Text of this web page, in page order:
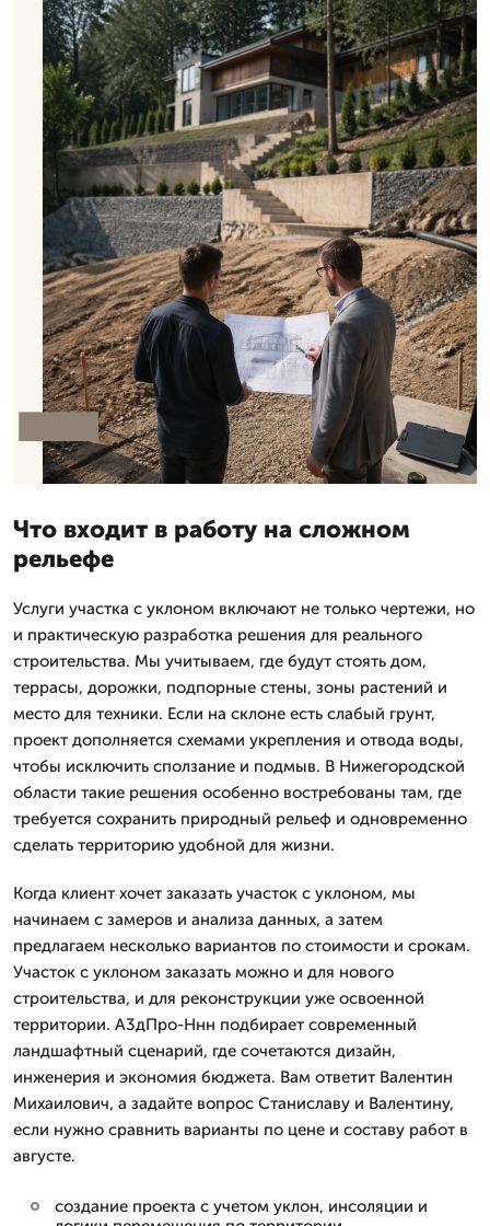
Что входит в работу на сложном
рельефе
Услуги участка с уклоном включают не только чертежи, но
и практическую разработка решения для реального
строительства. Мы учитываем, где будут стоять дом,
террасы, дорожки, подпорные стены, зоны растений и
место для техники. Если на склоне есть слабый грунт,
проект дополняется схемами укрепления и отвода воды,
чтобы исключить сползание и подмыв. В Нижегородской
области такие решения особенно востребованы там, где
требуется сохранить природный рельеф и одновременно
сделать территорию удобной для жизни.
Когда клиент хочет заказать участок с уклоном, мы
начинаем с замеров и анализа данных, а затем
предлагаем несколько вариантов по стоимости и срокам.
Участок с уклоном заказать можно и для нового
строительства, и для реконструкции уже освоенной
территории. А3дПро-Ннн подбирает современный
ландшафтный сценарий, где сочетаются дизайн,
инженерия и экономия бюджета. Вам ответит Валентин
Михаилович, а задайте вопрос Станиславу и Валентину,
если нужно сравнить варианты по цене и составу работ в
августе.
создание проекта с учетом уклон, инсоляции и